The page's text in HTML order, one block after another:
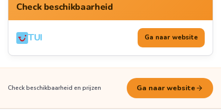
Check beschikbaarheid
TUI Ga naar website
Check beschikbaarheid en prijzen Ga naar website arrow_forward